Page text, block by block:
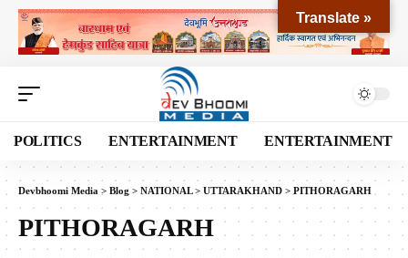
POLITICS ENTERTAINMENT ENTERTAINMENT
Devbhoomi Media > Blog > NATIONAL> UTTARAKHAND > PITHORAGARH
PITHORAGARH
Translate »